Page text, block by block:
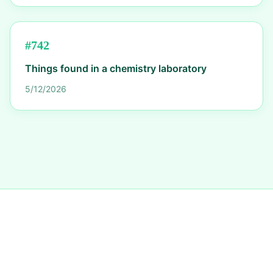
#742
Things found in a chemistry laboratory
5/12/2026